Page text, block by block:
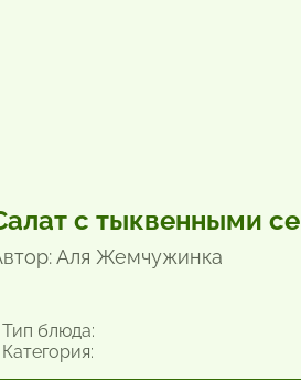
с тыквенными
Аля Жемчужинка
блюда: